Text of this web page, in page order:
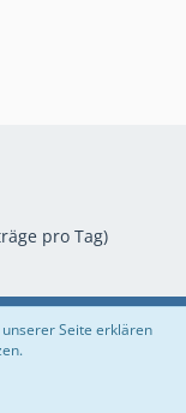
pro Tag)
Seite erklären